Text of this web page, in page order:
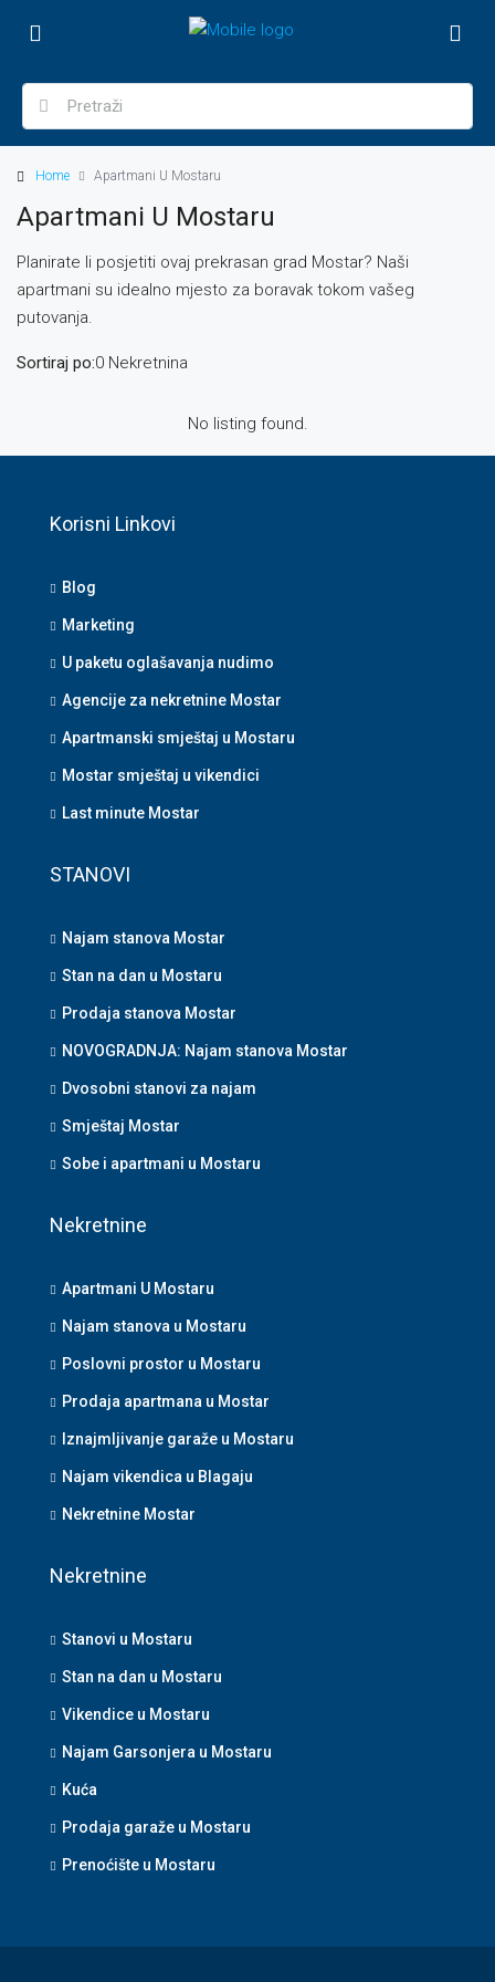
Home Apartmani U Mostaru
Apartmani U Mostaru
Planirate li posjetiti ovaj prekrasan grad Mostar? Naši
apartmani su idealno mjesto za boravak tokom vašeg
putovanja.
0 Nekretnina
Sortiraj po:
No listing found.
Korisni Linkovi
Blog
Marketing
U paketu oglašavanja nudimo
Agencije za nekretnine Mostar
Apartmanski smještaj u Mostaru
Mostar smještaj u vikendici
Last minute Mostar
STANOVI
Najam stanova Mostar
Stan na dan u Mostaru
Prodaja stanova Mostar
NOVOGRADNJA: Najam stanova Mostar
Dvosobni stanovi za najam
Smještaj Mostar
Sobe i apartmani u Mostaru
Nekretnine
Apartmani U Mostaru
Najam stanova u Mostaru
Poslovni prostor u Mostaru
Prodaja apartmana u Mostar
Iznajmljivanje garaže u Mostaru
Najam vikendica u Blagaju
Nekretnine Mostar
Nekretnine
Stanovi u Mostaru
Stan na dan u Mostaru
Vikendice u Mostaru
Najam Garsonjera u Mostaru
Kuća
Prodaja garaže u Mostaru
Prenoćište u Mostaru